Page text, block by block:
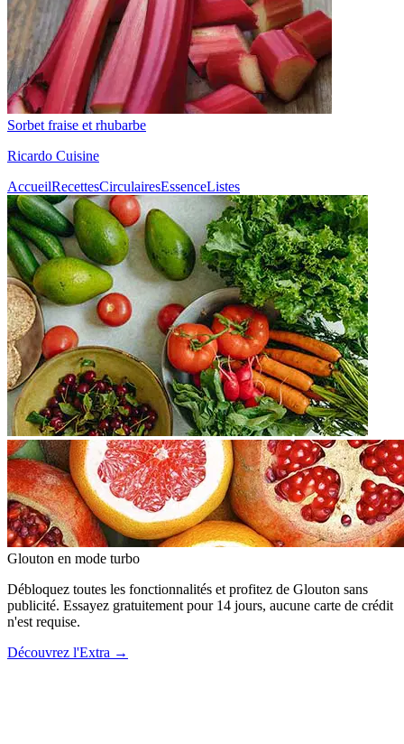
Sorbet fraise et rhubarbe
Ricardo Cuisine
AccueilRecettesCirculairesEssenceListes
Glouton en mode turbo
Débloquez toutes les fonctionnalités et profitez de Glouton sans
publicité. Essayez gratuitement pour 14 jours, aucune carte de crédit
n'est requise.
Découvrez l'Extra →